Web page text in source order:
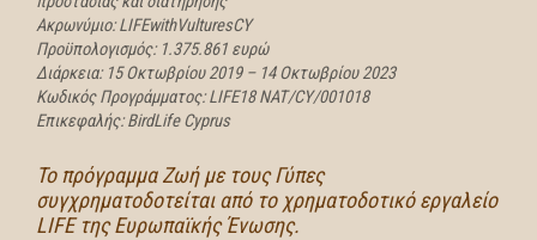
f
Ακρωνύμιο: LIFEwithVulturesCY
Προϋπολογισμός: 1.375.861 ευρώ
Διάρκεια: 15 Οκτωβρίου 2019 – 14 Οκτωβρίου 2023
Κωδικός Προγράμματος: LIFE18 NAT/CY/001018
Επικεφαλής: BirdLife Cyprus
Το πρόγραμμα Zωή με τους Γύπες
συγχρηματοδοτείται από το χρηματοδοτικό εργαλείο
LIFE της Ευρωπαϊκής Ένωσης.